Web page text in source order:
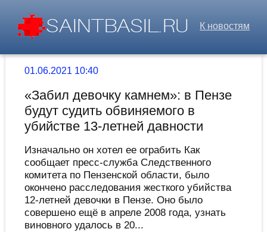
К новостям
01.06.2021 10:40
«Забил девочку камнем»: в Пензе
будут судить обвиняемого в
убийстве 13-летней давности
Изначально он хотел ее ограбить Как
сообщает пресс-служба Следственного
комитета по Пензенской области, было
окончено расследования жесткого убийства
12-летней девочки в Пензе. Оно было
совершено ещё в апреле 2008 года, узнать
виновного удалось в 20...